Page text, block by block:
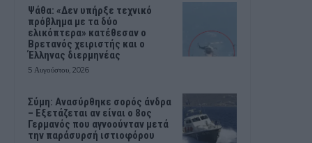
Ψάθα: «Δεν υπήρξε τεχνικό
πρόβλημα με τα δύο
ελικόπτερα» κατέθεσαν ο
Βρετανός χειριστής και ο
Έλληνας διερμηνέας
5 Αυγούστου, 2026
Σύμη: Ανασύρθηκε σορός άνδρα
– Εξετάζεται αν είναι ο 8ος
Γερμανός που αγνοούνταν μετά
την παράσυρσή ιστιοφόρου